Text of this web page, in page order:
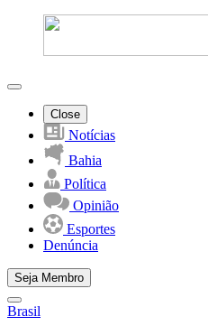
Close
Notícias
Bahia
Política
Opinião
Esportes
Denúncia
Seja Membro
Brasil